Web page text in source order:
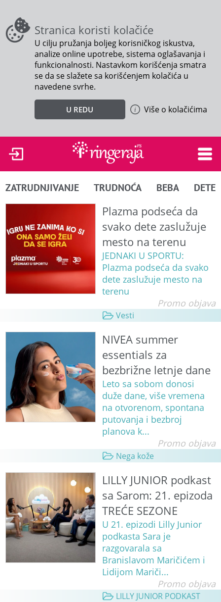
Stranica koristi kolačiće
U cilju pružanja boljeg korisničkog iskustva,
analize online upotrebe, sistema oglašavanja i
funkcionalnosti. Nastavkom korišćenja smatra
se da se slažete sa korišćenjem kolačića u
navedene svrhe.
U REDU Više o kolačićima
ZATRUDNJIVANJE TRUDNOĆA BEBA DETE
Plazma podseća da
svako dete zaslužuje
mesto na terenu
JEDNAKI U SPORTU:
Plazma podseća da svako
dete zaslužuje mesto na
terenu
Promo objava
Vesti
NIVEA summer
essentials za
bezbrižne letnje dane
Leto sa sobom donosi
duže dane, više vremena
na otvorenom, spontana
putovanja i bezbroj
planova k...
Promo objava
Nega kože
LILLY JUNIOR podkast
sa Sarom: 21. epizoda
TREĆE SEZONE
U 21. epizodi Lilly Junior
podkasta Sara je
razgovarala sa
Branislavom Maričićem i
Lidijom Mariči...
Promo objava
LILLY JUNIOR PODKAST